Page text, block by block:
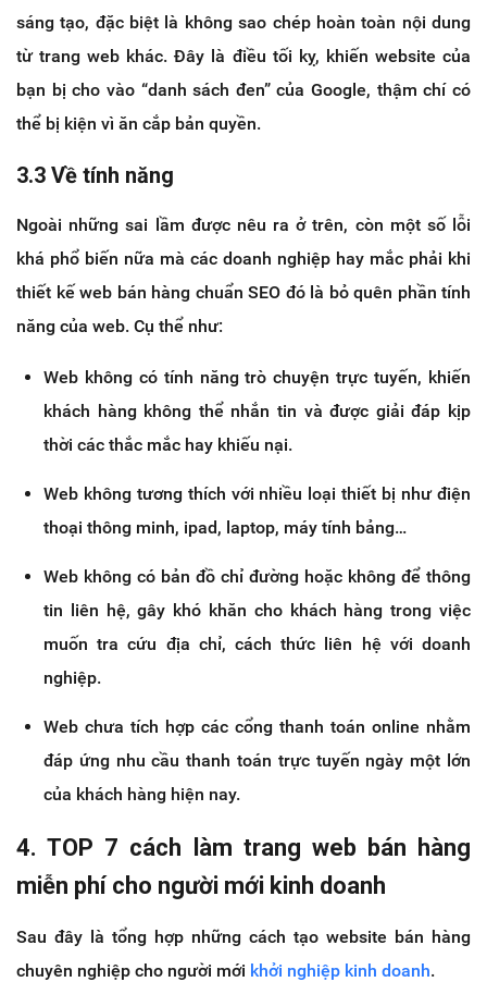
sáng tạo, đặc biệt là không sao chép hoàn toàn nội dung
từ trang web khác. Đây là điều tối kỵ, khiến website của
bạn bị cho vào “danh sách đen” của Google, thậm chí có
thể bị kiện vì ăn cắp bản quyền.
3.3 Về tính năng
Ngoài những sai lầm được nêu ra ở trên, còn một số lỗi
khá phổ biến nữa mà các doanh nghiệp hay mắc phải khi
thiết kế web bán hàng chuẩn SEO đó là bỏ quên phần tính
năng của web. Cụ thể như:
Web không có tính năng trò chuyện trực tuyến, khiến
khách hàng không thể nhắn tin và được giải đáp kịp
thời các thắc mắc hay khiếu nại.
Web không tương thích với nhiều loại thiết bị như điện
thoại thông minh, ipad, laptop, máy tính bảng…
Web không có bản đồ chỉ đường hoặc không để thông
tin liên hệ, gây khó khăn cho khách hàng trong việc
muốn tra cứu địa chỉ, cách thức liên hệ với doanh
nghiệp.
Web chưa tích hợp các cổng thanh toán online nhằm
đáp ứng nhu cầu thanh toán trực tuyến ngày một lớn
của khách hàng hiện nay.
4. TOP 7 cách làm trang web bán hàng
miễn phí cho người mới kinh doanh
Sau đây là tổng hợp những cách tạo website bán hàng
chuyên nghiệp cho người mới khởi nghiệp kinh doanh.